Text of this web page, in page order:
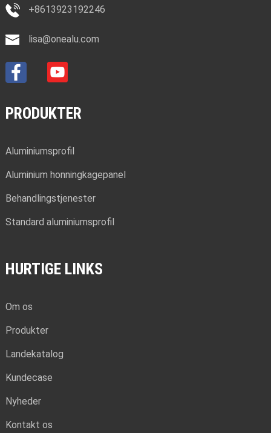
+8613923192246
lisa@onealu.com
PRODUKTER
Aluminiumsprofil
Aluminium honningkagepanel
Behandlingstjenester
Standard aluminiumsprofil
HURTIGE LINKS
Om os
Produkter
Landekatalog
Kundecase
Nyheder
Kontakt os